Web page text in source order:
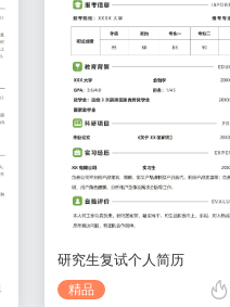
研究生复试个人简历
精品